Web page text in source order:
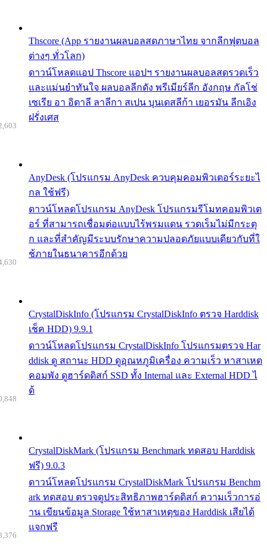
Thscore (App รายงานผลบอลสดภาษาไทย จากลีกฟุตบอล
ต่างๆ ทั่วโลก)
ดาวน์โหลดแอป Thscore แอปฯ รายงานผลบอลสดรวดเร็ว
และแม่นยำทันใจ ผลบอลลีกดัง พรีเมียร์ลีก อังกฤษ กัลโช่
เซเรีย อา อิตาลี ลาลีกา สเปน บุนเดสลีก้า เยอรมัน ลีกเอิง
ฝรั่งเศส
AnyDesk (โปรแกรม AnyDesk ควบคุมคอมพิวเตอร์ระยะไ
กล ใช้ฟรี)
ดาวน์โหลดโปรแกรม AnyDesk โปรแกรมรีโมทคอมพิวเต
อร์ ที่สามารถเชื่อมต่อแบบไร้พรมแดน รวดเร็มไม่มีกระตุ
ก และที่สำคัญมีระบบรักษาความปลอดภัยแบบเดียวกับที่ใ
ช้ภายในธนาคารอีกด้วย
CrystalDiskInfo (โปรแกรม CrystalDiskInfo ตรวจ Harddisk
เช็ค HDD) 9.9.1
ดาวน์โหลดโปรแกรม CrystalDiskInfo โปรแกรมตรวจ Har
ddisk ดู สถานะ HDD ดูอุณหภูมิเครื่อง ความเร็ว หาสาเหต
คอมพัง ดูฮาร์ดดิสก์ SSD ทั้ง Internal และ External HDD ไ
ด้
CrystalDiskMark (โปรแกรม Benchmark ทดสอบ Harddisk
ฟรี) 9.0.3
ดาวน์โหลดโปรแกรม CrystalDiskMark โปรแกรม Benchm
ark ทดสอบ ตรวจดูประสิทธิภาพฮาร์ดดิสก์ ความเร็วการอ่
าน เขียนข้อมูล Storage ใช้หาสาเหตุของ Harddisk เสียได้
แจกฟรี